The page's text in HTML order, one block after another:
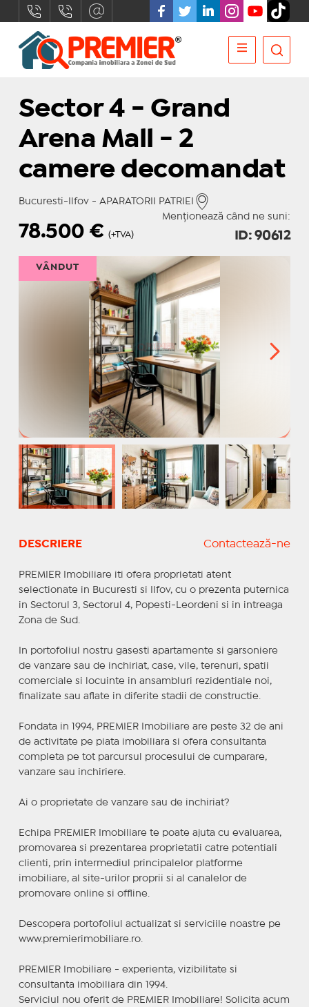
Sector 4 - Grand
Arena Mall - 2
camere decomandat
Bucuresti-Ilfov - APARATORII PATRIEI
Menționează când ne suni:
78.500€ (+TVA) ID: 90612
VÂNDUT
DESCRIERE Contactează-ne
PREMIER Imobiliare iti ofera proprietati atent
selectionate in Bucuresti si Ilfov, cu o prezenta puternica
in Sectorul 3, Sectorul 4, Popesti-Leordeni si in intreaga
Zona de Sud.
In portofoliul nostru gasesti apartamente si garsoniere
de vanzare sau de inchiriat, case, vile, terenuri, spatii
comerciale si locuinte in ansambluri rezidentiale noi,
finalizate sau aflate in diferite stadii de constructie.
Fondata in 1994, PREMIER Imobiliare are peste 32 de ani
de activitate pe piata imobiliara si ofera consultanta
completa pe tot parcursul procesului de cumparare,
vanzare sau inchiriere.
Ai o proprietate de vanzare sau de inchiriat?
Echipa PREMIER Imobiliare te poate ajuta cu evaluarea,
promovarea si prezentarea proprietatii catre potentiali
clienti, prin intermediul principalelor platforme
imobiliare, al site-urilor proprii si al canalelor de
promovare online si offline.
Descopera portofoliul actualizat si serviciile noastre pe
www.premierimobiliare.ro.
PREMIER Imobiliare - experienta, vizibilitate si
consultanta imobiliara din 1994.
Serviciul nou oferit de PREMIER Imobiliare! Solicita acum